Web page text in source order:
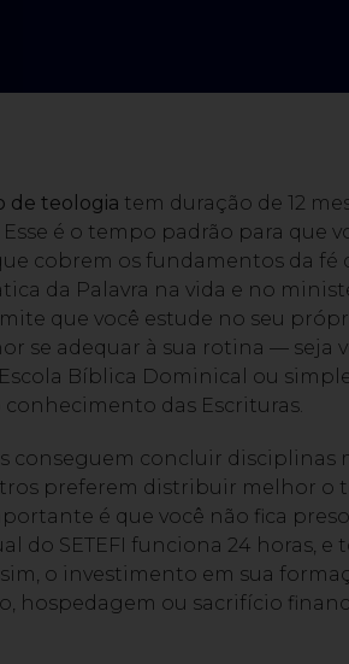
de teologia tem duração de 12
é o tempo padrão para que
cobrem os fundamentos da fé
da Palavra na vida e no
que você estude no seu
se adequar à sua rotina — seja
Bíblica Dominical ou
das Escrituras.
conseguem concluir disciplinas
preferem distribuir melhor o
é que você não fica
do SETEFI funciona 24 horas,
o investimento em sua
hospedagem ou sacrifício